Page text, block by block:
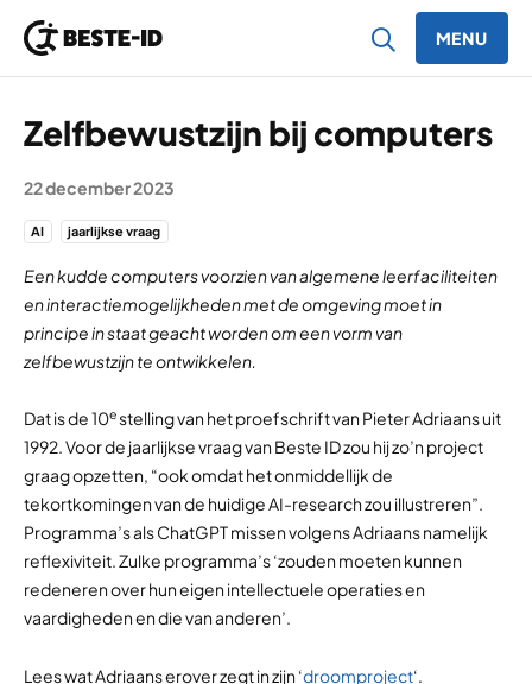
MENU
Zelfbewustzijn bij computers
22 december 2023
AI jaarlijkse vraag
Een kudde computers voorzien van algemene leerfaciliteiten
en interactiemogelijkheden met de omgeving moet in
principe in staat geacht worden om een vorm van
zelfbewustzijn te ontwikkelen.
Dat is de 10estelling van het proefschrift van Pieter Adriaans uit
1992. Voor de jaarlijkse vraag van Beste ID zou hij zo’n project
graag opzetten, “ook omdat het onmiddellijk de
tekortkomingen van de huidige AI-research zou illustreren”.
Programma’s als ChatGPT missen volgens Adriaans namelijk
reflexiviteit. Zulke programma’s ‘zouden moeten kunnen
redeneren over hun eigen intellectuele operaties en
vaardigheden en die van anderen’.
Lees wat Adriaans erover zegt in zijn ‘droomproject‘.